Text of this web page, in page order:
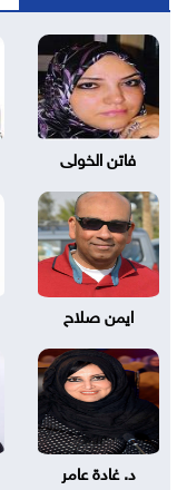
فاتن الخولى
ايمن صلاح
د. غادة عامر